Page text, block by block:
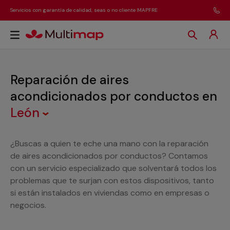
Servicios con garantía de calidad, seas o no cliente MAPFRE
Reparación de aires
acondicionados por conductos en
León
¿Buscas a quien te eche una mano con la reparación
de aires acondicionados por conductos? Contamos
con un servicio especializado que solventará todos los
problemas que te surjan con estos dispositivos, tanto
si están instalados en viviendas como en empresas o
negocios.